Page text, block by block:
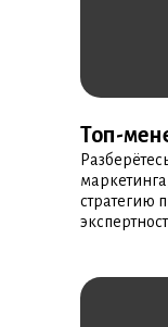
Топ-
стратегию